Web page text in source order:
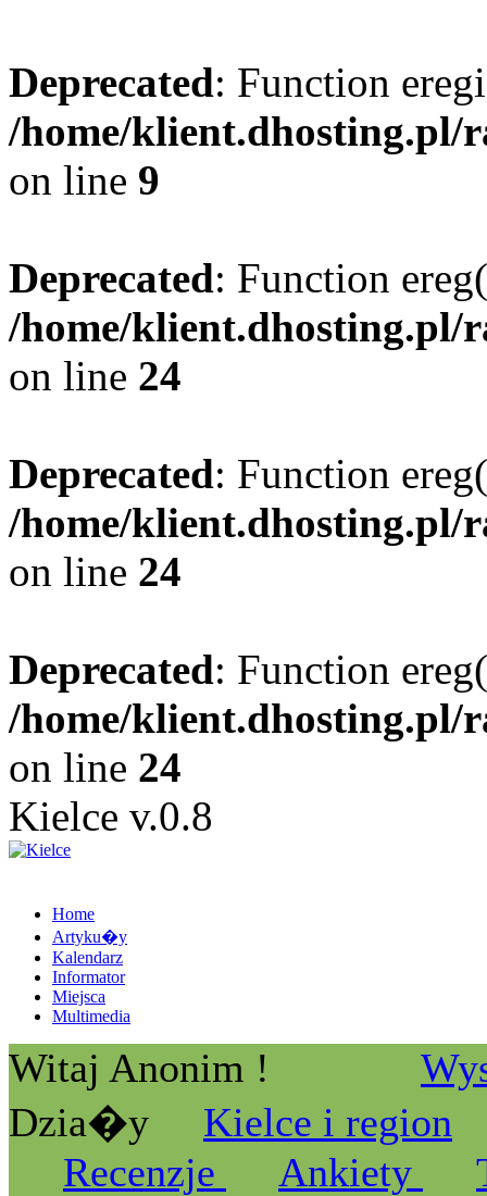
Deprecated: Function
/home/klient.dhosting.pl/
on line 9
Deprecated: Function
/home/klient.dhosting.pl/
on line 24
Deprecated: Function
/home/klient.dhosting.pl/
on line 24
Deprecated: Function
/home/klient.dhosting.pl/
on line 24
Kielce v.0.8
Home
Artyku�y
Kalendarz
Informator
Miejsca
Multimedia
Witaj Anonim !
Dzia�y
Kielce i region
Recenzje
Ankiety